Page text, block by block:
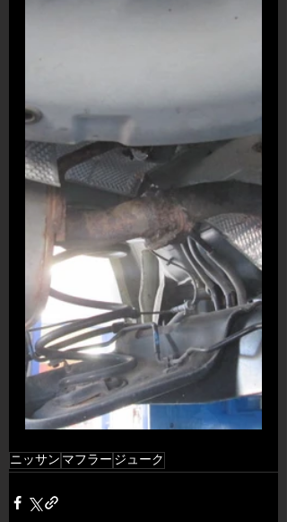
ニッサン マフラー ジューク